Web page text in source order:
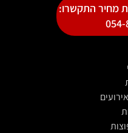
מחיר התקשרו:
054-